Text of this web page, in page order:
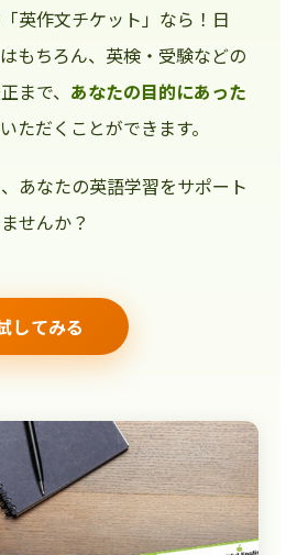
英作文チケット」なら！日
もちろん、英検・受験などの
まで、 あなたの目的にあった
ただくことができます。
あなたの英語学習をサポート
せんか？
してみる